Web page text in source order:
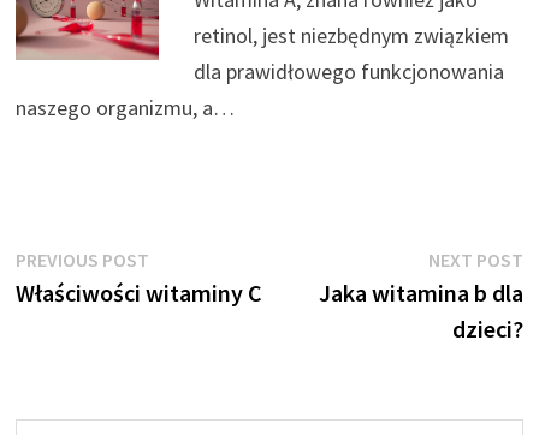
retinol, jest niezbędnym związkiem
dla prawidłowego funkcjonowania
naszego organizmu, a…
Nawigacja
wpisu
PREVIOUS POSTPrevious
post:
Właściwości witaminy C
NEXT POST
Jaka witamina b dla
dzieci?